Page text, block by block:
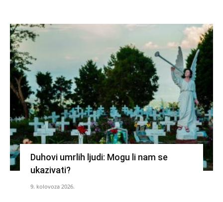
Duhovi umrlih ljudi: Mogu li nam se
ukazivati?
9. kolovoza 2026.